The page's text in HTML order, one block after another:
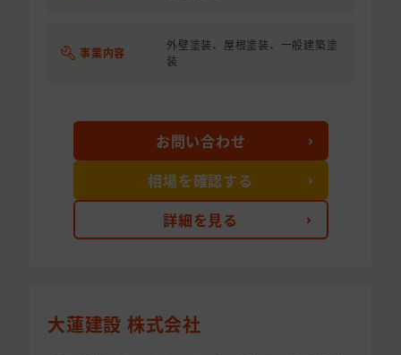
事業内容
外壁塗装、屋根塗装、一般建築塗
装
詳細を見る
お問い合わせ
相場を確認する
大蓮建設 株式会社